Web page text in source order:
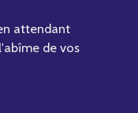
attendant
de vos